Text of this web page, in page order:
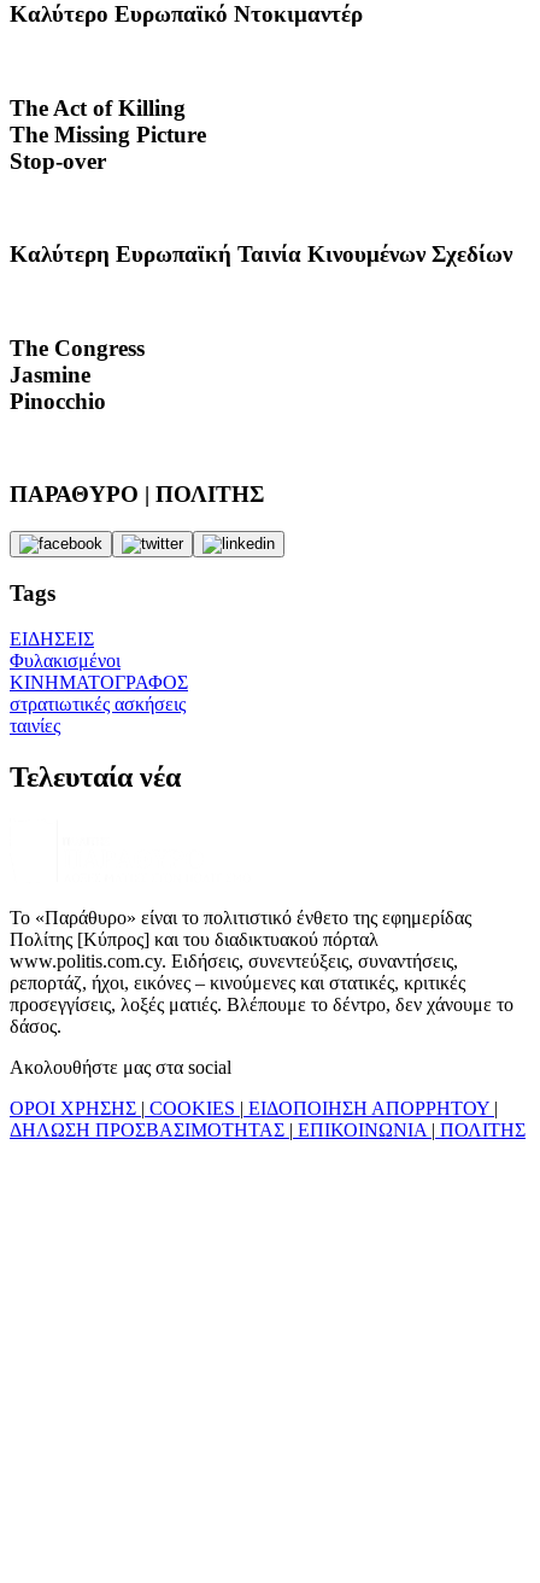
Καλύτερο Ευρωπαϊκό Ντοκιμαντέρ
The Act of Killing
The Missing Picture
Stop-over
Καλύτερη Ευρωπαϊκή Ταινία Κινουμένων Σχεδίων
The Congress
Jasmine
Pinocchio
ΠΑΡΑΘΥΡΟ | ΠΟΛΙΤΗΣ
Tags
ΕΙΔΗΣΕΙΣ
Φυλακισμένοι
ΚΙΝΗΜΑΤΟΓΡΑΦΟΣ
στρατιωτικές ασκήσεις
ταινίες
Τελευταία νέα
Το «Παράθυρο» είναι το πολιτιστικό ένθετο της εφημερίδας
Πολίτης [Κύπρος] και του διαδικτυακού πόρταλ
www.politis.com.cy. Ειδήσεις, συνεντεύξεις, συναντήσεις,
ρεπορτάζ, ήχοι, εικόνες – κινούμενες και στατικές, κριτικές
προσεγγίσεις, λοξές ματιές. Βλέπουμε το δέντρο, δεν χάνουμε το
δάσος.
Ακολουθήστε μας στα social
ΟΡΟΙ ΧΡΗΣΗΣ | COOKIES | ΕΙΔΟΠΟΙΗΣΗ ΑΠΟΡΡΗΤΟΥ |
ΔΗΛΩΣΗ ΠΡΟΣΒΑΣΙΜΟΤΗΤΑΣ | ΕΠΙΚΟΙΝΩΝΙΑ | ΠΟΛΙΤΗΣ